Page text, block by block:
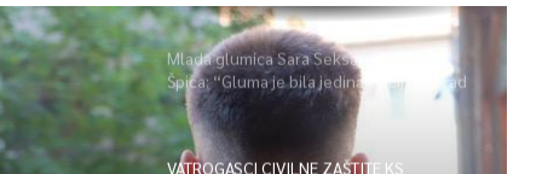
Mlada glumica Sara Seksan u emisiji
Špica: “Gluma je bila jedina opcija, uz rad
i disciplinu sve je moguće”
VATROGASCI CIVILNE ZAŠTITE KS